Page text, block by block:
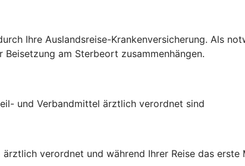
Ihre Auslandsreise-Krankenversicherung. Als
am Sterbeort zusammenhängen.
und Verbandmittel ärztlich verordnet sind
verordnet und während Ihrer Reise das